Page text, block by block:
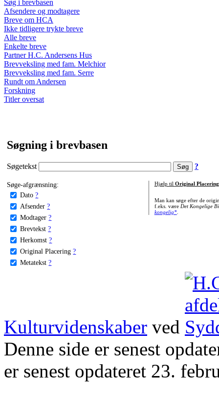
Søg i brevbasen
Afsendere og modtagere
Breve om HCA
Ikke tidligere trykte breve
Alle breve
Enkelte breve
Partner H.C. Andersens Hus
Brevveksling med fam. Melchior
Brevveksling med fam. Serre
Rundt om Andersen
Forskning
Titler oversat
Søgning i brevbasen
Søgetekst ?
Søge-afgrænsning:
Dato ?
Afsender ?
Modtager ?
Brevtekst ?
Herkomst ?
Original Placering ?
Metatekst ?
Hjælp til Original Placering
Man kan søge efter de
f.eks. være Det Kongelige
kongelig*.
Kulturvidenskaber ved
Denne side er senest
er senest opdateret 23.